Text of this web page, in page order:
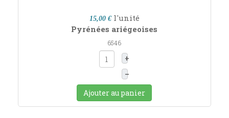
15,00 € l'unité
Pyrénées ariégeoises
6546
+
–
Ajouter au panier